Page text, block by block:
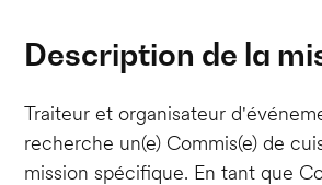
Description de la
Traiteur et organisateur
recherche un(e) Commis(e) de
mission spécifique. En tant que